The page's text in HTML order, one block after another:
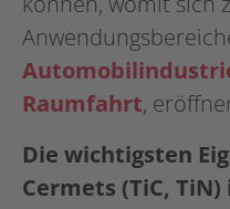
Raumfahrt,
Die wichtigsten
Cermets (TiC,